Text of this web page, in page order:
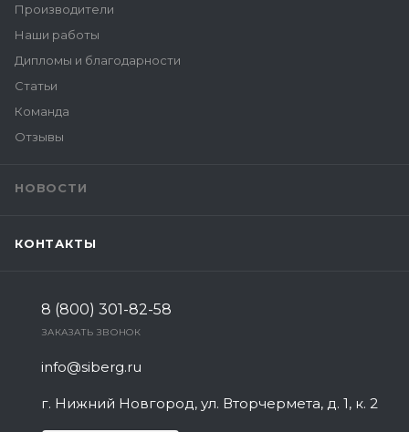
Производители
Наши работы
Дипломы и благодарности
Статьи
Команда
Отзывы
НОВОСТИ
КОНТАКТЫ
8 (800) 301-82-58
ЗАКАЗАТЬ ЗВОНОК
info@siberg.ru
г. Нижний Новгород, ул. Вторчермета, д. 1, к. 2